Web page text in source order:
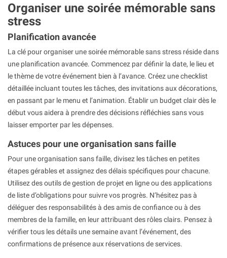
Organiser une soirée mémorable sans
stress
Planification avancée
La clé pour organiser une soirée mémorable sans stress réside dans
une planification avancée. Commencez par définir la date, le lieu et
le thème de votre événement bien à l’avance. Créez une checklist
détaillée incluant toutes les tâches, des invitations aux décorations,
en passant par le menu et l’animation. Établir un budget clair dès le
début vous aidera à prendre des décisions réfléchies sans vous
laisser emporter par les dépenses.
Astuces pour une organisation sans faille
Pour une organisation sans faille, divisez les tâches en petites
étapes gérables et assignez des délais spécifiques pour chacune.
Utilisez des outils de gestion de projet en ligne ou des applications
de liste d’obligations pour suivre vos progrès. N’hésitez pas à
déléguer des responsabilités à des amis de confiance ou à des
membres de la famille, en leur attribuant des rôles clairs. Pensez à
vérifier tous les détails une semaine avant l’événement, des
confirmations de présence aux réservations de services.